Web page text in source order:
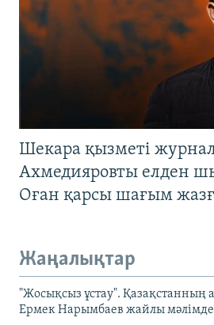
Шекара қызметі
Ахмедияровты елден
Оған қарсы шағым
Жаңалықтар
"Жосықсыз ұстау".
Ермек Нарымбаев жайлы